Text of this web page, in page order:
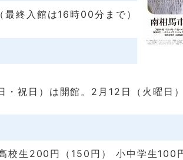
終入館は16時00分まで）
・祝日）は開館。2月12日（火曜日）
生200円（150円） 小中学生100